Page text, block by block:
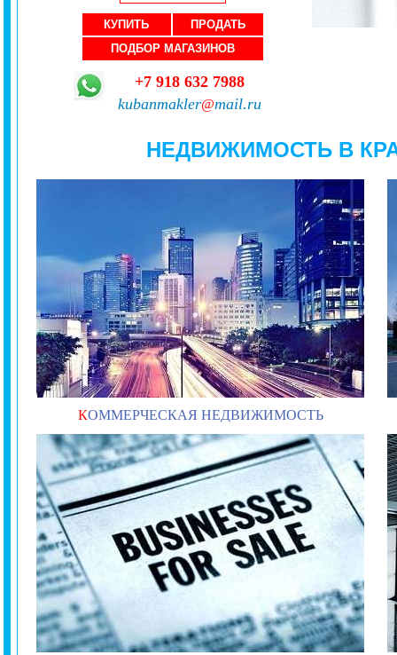
КУПИТЬ
ПРОДАТЬ
ПОДБОР МАГАЗИНОВ
+7 918 632 7988
kubanmakler@mail.ru
НЕДВИЖИМОСТЬ В
КОММЕРЧЕСКАЯ НЕДВИЖИМОСТЬ